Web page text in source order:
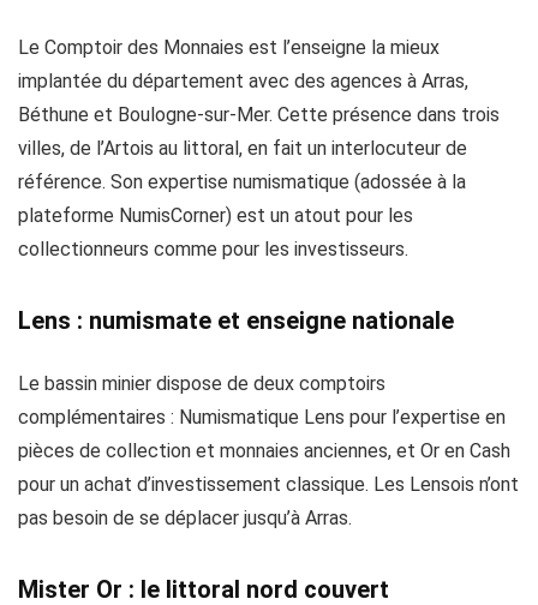
Le Comptoir des Monnaies est l’enseigne la mieux
implantée du département avec des agences à Arras,
Béthune et Boulogne-sur-Mer. Cette présence dans trois
villes, de l’Artois au littoral, en fait un interlocuteur de
référence. Son expertise numismatique (adossée à la
plateforme NumisCorner) est un atout pour les
collectionneurs comme pour les investisseurs.
Lens : numismate et enseigne nationale
Le bassin minier dispose de deux comptoirs
complémentaires : Numismatique Lens pour l’expertise en
pièces de collection et monnaies anciennes, et Or en Cash
pour un achat d’investissement classique. Les Lensois n’ont
pas besoin de se déplacer jusqu’à Arras.
Mister Or : le littoral nord couvert